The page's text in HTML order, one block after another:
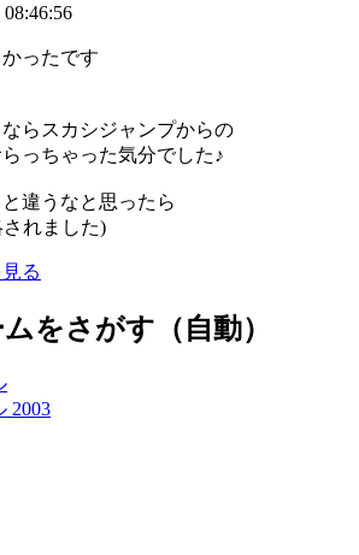
08:46:56
ったです
らスカシジャンプからの
っちゃった気分でした♪
違うなと思ったら
れました)
る
をさがす（自動）
2003